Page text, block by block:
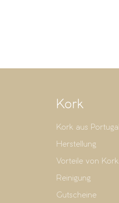
Kork
Kork aus Portugal
Herstellung
Vorteile von Kork
Reinigung
Gutscheine